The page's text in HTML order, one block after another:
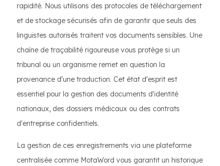
rapidité. Nous utilisons des protocoles de téléchargement
et de stockage sécurisés afin de garantir que seuls des
linguistes autorisés traitent vos documents sensibles. Une
chaîne de traçabilité rigoureuse vous protège si un
tribunal ou un organisme remet en question la
provenance d'une traduction. Cet état d'esprit est
essentiel pour la gestion des documents d'identité
nationaux, des dossiers médicaux ou des contrats
d'entreprise confidentiels.
La gestion de ces enregistrements via une plateforme
centralisée comme MotaWord vous garantit un historique